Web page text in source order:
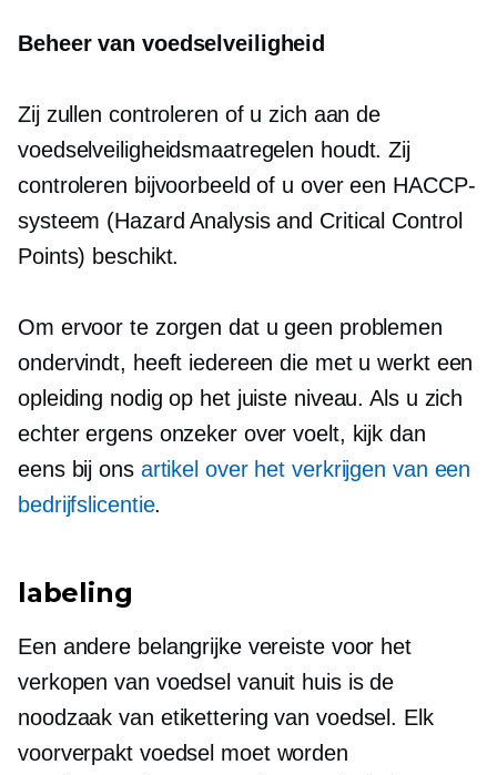
Beheer van voedselveiligheid
Zij zullen controleren of u zich aan de
voedselveiligheidsmaatregelen houdt. Zij
controleren bijvoorbeeld of u over een HACCP-
systeem (Hazard Analysis and Critical Control
Points) beschikt.
Om ervoor te zorgen dat u geen problemen
ondervindt, heeft iedereen die met u werkt een
opleiding nodig op het juiste niveau. Als u zich
echter ergens onzeker over voelt, kijk dan
eens bij ons artikel over het verkrijgen van een
bedrijfslicentie.
labeling
Een andere belangrijke vereiste voor het
verkopen van voedsel vanuit huis is de
noodzaak van etikettering van voedsel. Elk
voorverpaktvoedsel moet worden